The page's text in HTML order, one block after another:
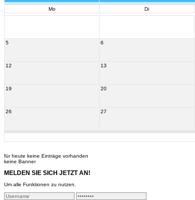
Mo Di
5 6
12 13
19 20
26 27
für heute keine Einträge vorhanden
keine Banner
MELDEN SIE SICH JETZT AN!
Um alle Funktionen zu nutzen.